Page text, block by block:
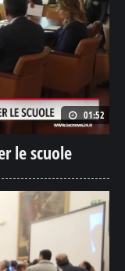
01:52
le scuole